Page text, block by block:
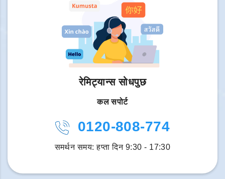
रेमिट्यान्स सोधपुछ
कल सपोर्ट
0120-808-774
समर्थन समय: हप्ता दिन 9:30 - 17:30